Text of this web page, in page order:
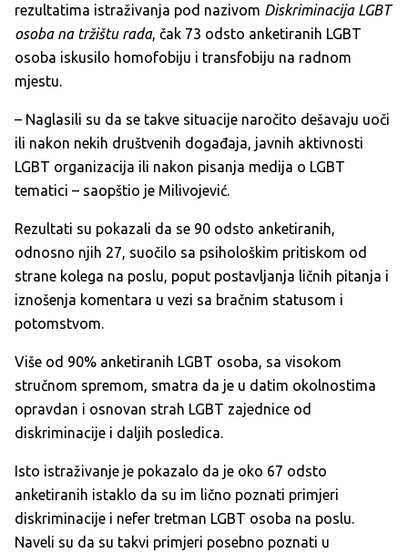
rezultatima istraživanja pod nazivom Diskriminacija LGBT
osoba na tržištu rada, čak 73 odsto anketiranih LGBT
osoba iskusilo homofobiju i transfobiju na radnom
mjestu.
– Naglasili su da se takve situacije naročito dešavaju uoči
ili nakon nekih društvenih događaja, javnih aktivnosti
LGBT organizacija ili nakon pisanja medija o LGBT
tematici – saopštio je Milivojević.
Rezultati su pokazali da se 90 odsto anketiranih,
odnosno njih 27, suočilo sa psihološkim pritiskom od
strane kolega na poslu, poput postavljanja ličnih pitanja i
iznošenja komentara u vezi sa bračnim statusom i
potomstvom.
Više od 90% anketiranih LGBT osoba, sa visokom
stručnom spremom, smatra da je u datim okolnostima
opravdan i osnovan strah LGBT zajednice od
diskriminacije i daljih posledica.
Isto istraživanje je pokazalo da je oko 67 odsto
anketiranih istaklo da su im lično poznati primjeri
diskriminacije i nefer tretman LGBT osoba na poslu.
Naveli su da su takvi primjeri posebno poznati u